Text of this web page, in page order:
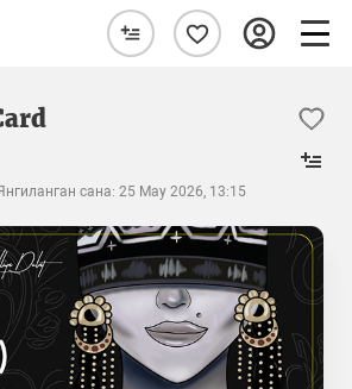
сана: 25 May 2026, 13:15